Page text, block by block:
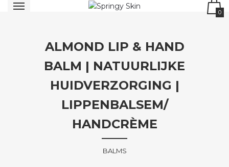
0
ALMOND LIP & HAND
BALM | NATUURLIJKE
HUIDVERZORGING |
LIPPENBALSEM/
HANDCRÈME
BALMS